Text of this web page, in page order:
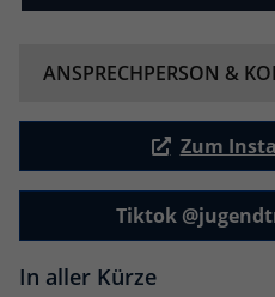
ANSPRECHPERSON &
Zum
Tiktok
In aller Kürze